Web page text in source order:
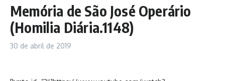
Memória de São José Operário
(Homilia Diária.1148)
30 de abril de 2019